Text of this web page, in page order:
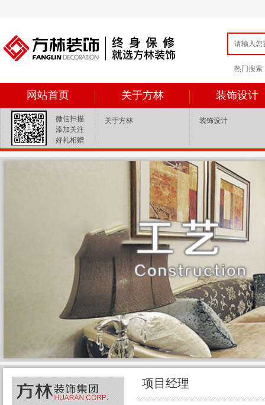
热门搜索
网站首页 关于方林 装饰设计
微信扫描
添加关注
好礼相赠
关于方林 装饰设计
项目经理